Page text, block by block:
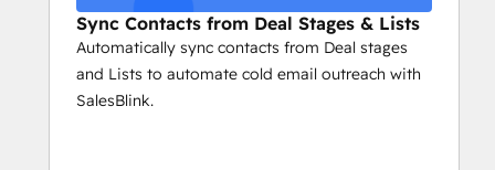
Sync Contacts from Deal Stages & Lists
Automatically sync contacts from Deal stages
and Lists to automate cold email outreach with
SalesBlink.